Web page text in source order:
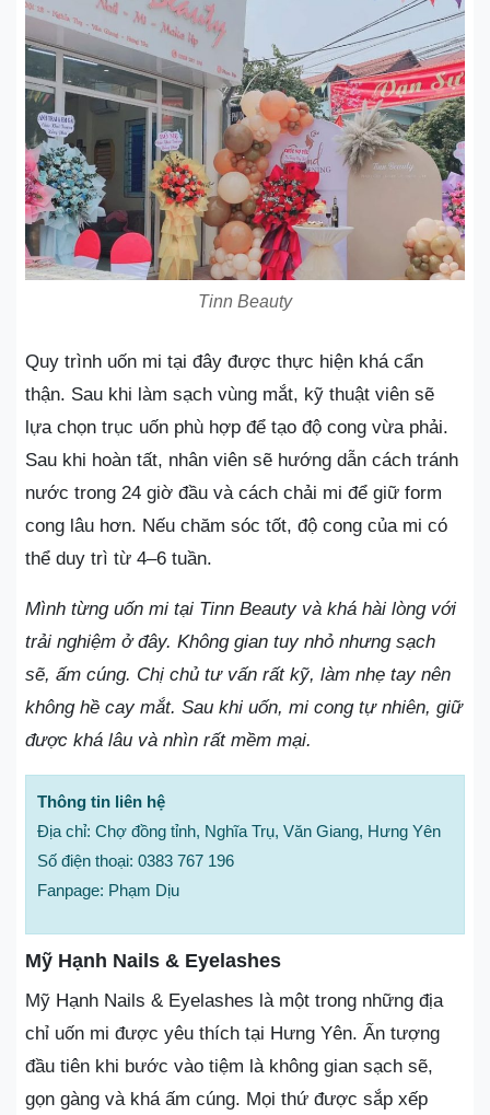
Tinn Beauty
Quy trình uốn mi tại đây được thực hiện khá cẩn
thận. Sau khi làm sạch vùng mắt, kỹ thuật viên sẽ
lựa chọn trục uốn phù hợp để tạo độ cong vừa phải.
Sau khi hoàn tất, nhân viên sẽ hướng dẫn cách tránh
nước trong 24 giờ đầu và cách chải mi để giữ form
cong lâu hơn. Nếu chăm sóc tốt, độ cong của mi có
thể duy trì từ 4–6 tuần.
Mình từng uốn mi tại Tinn Beauty và khá hài lòng với
trải nghiệm ở đây. Không gian tuy nhỏ nhưng sạch
sẽ, ấm cúng. Chị chủ tư vấn rất kỹ, làm nhẹ tay nên
không hề cay mắt. Sau khi uốn, mi cong tự nhiên, giữ
được khá lâu và nhìn rất mềm mại.
Thông tin liên hệ
Địa chỉ: Chợ đồng tỉnh, Nghĩa Trụ, Văn Giang, Hưng Yên
Số điện thoại: 0383 767 196
Fanpage: Phạm Dịu
Mỹ Hạnh Nails & Eyelashes
Mỹ Hạnh Nails & Eyelashes là một trong những địa
chỉ uốn mi được yêu thích tại Hưng Yên. Ấn tượng
đầu tiên khi bước vào tiệm là không gian sạch sẽ,
gọn gàng và khá ấm cúng. Mọi thứ được sắp xếp